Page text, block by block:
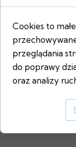
Cookies to
przeglądania
do poprawy
oraz analizy